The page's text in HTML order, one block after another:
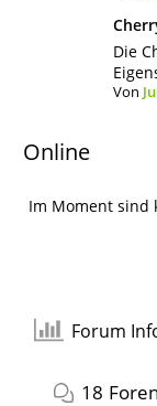
Die
Von
Online
Im Moment sind
Forum
18 Foren